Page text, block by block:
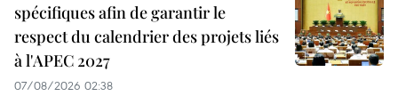
spécifiques afin de garantir le
respect du calendrier des projets liés
à l'APEC 2027
07/08/2026 02:38